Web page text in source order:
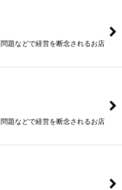
題などで経営を断念されるお店
題などで経営を断念されるお店